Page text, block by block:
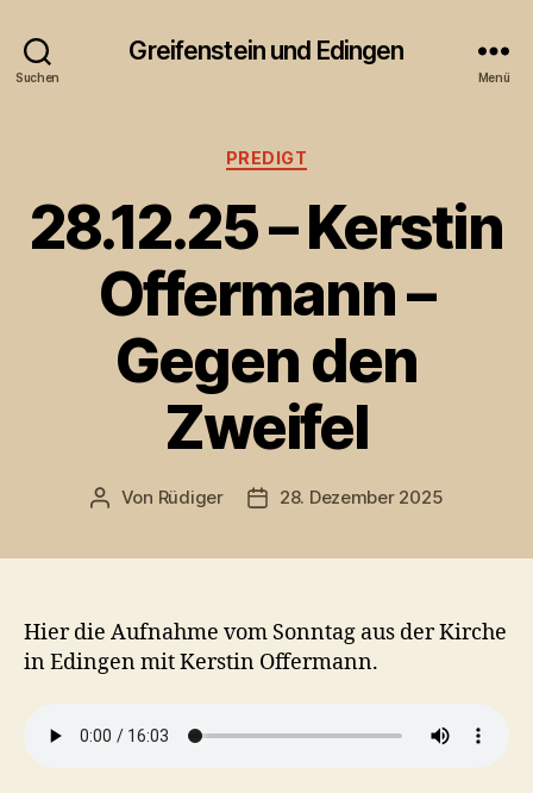
Suchen
Greifenstein und Edingen
Menü
Kategorien
PREDIGT
28.12.25 – Kerstin
Offermann –
Gegen den
Zweifel
Beitragsautor
Von Rüdiger Veröffentlichungsdatum
28. Dezember 2025
Hier die Aufnahme vom Sonntag aus der Kirche
in Edingen mit Kerstin Offermann.